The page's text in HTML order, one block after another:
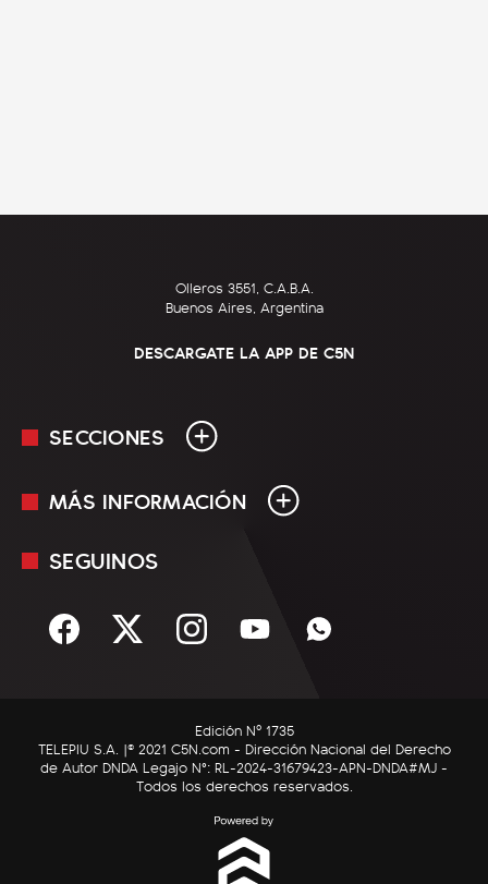
Olleros 3551, C.A.B.A.
Buenos Aires, Argentina
DESCARGATE LA APP DE C5N
SECCIONES
En Vivo
Sociedad
C5N Autos
RatingCero
MÁS INFORMACIÓN
Mediakit
Términos y condiciones
SEGUINOS
Edición Nº 1735
TELEPIU S.A. |© 2021 C5N.com - Dirección Nacional del Derecho
de Autor DNDA Legajo N°: RL-2024-31679423-APN-DNDA#MJ -
Todos los derechos reservados.